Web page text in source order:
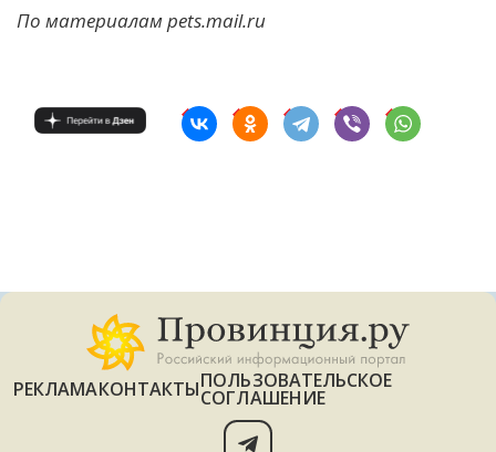
По материалам pets.mail.ru
РЕКЛАМАКОНТАКТЫПОЛЬЗОВАТЕЛЬСКОЕ
СОГЛАШЕНИЕ